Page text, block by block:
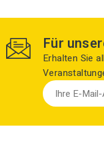
Für
Erhalten Sie